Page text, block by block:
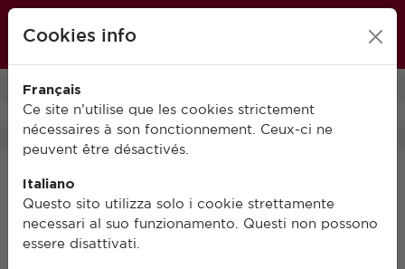
Cookies info
Français
Ce site n’utilise que les cookies strictement
nécessaires à son fonctionnement. Ceux-ci ne
peuvent être désactivés.
Italiano
Questo sito utilizza solo i cookie strettamente
necessari al suo funzionamento. Questi non possono
essere disattivati.